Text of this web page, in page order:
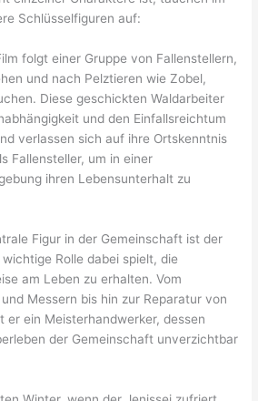
Schlüsselfiguren auf:
folgt einer Gruppe von Fallenstellern,
und nach Pelztieren wie Zobel,
Diese geschickten Waldarbeiter
und den Einfallsreichtum
verlassen sich auf ihre Ortskenntnis
Fallensteller, um in einer
ihren Lebensunterhalt zu
Figur in der Gemeinschaft ist der
Rolle dabei spielt, die
am Leben zu erhalten. Vom
Messern bis hin zur Reparatur von
er ein Meisterhandwerker, dessen
der Gemeinschaft unverzichtbar